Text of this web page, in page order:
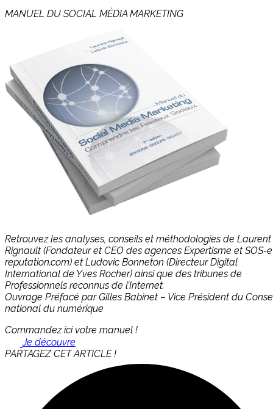
MANUEL DU SOCIAL MÉDIA MARKETING
Retrouvez les analyses, conseils et méthodologies de Laurent
Rignault (Fondateur et CEO des agences Expertisme et SOS-
reputation.com) et Ludovic Bonneton (Directeur Digital
International de Yves Rocher) ainsi que des tribunes de
Professionnels reconnus de l’Internet.
Ouvrage Préfacé par Gilles Babinet – Vice Président du
national du numérique
Commandez ici votre manuel !
Je découvre
PARTAGEZ CET ARTICLE !